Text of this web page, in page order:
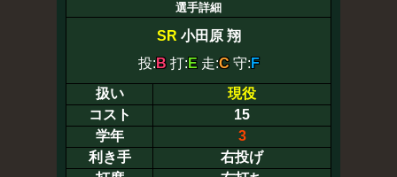
選手詳細
SR 小田原 翔
投: B打: E走:C守: F
扱い
現役
コスト
15
学年
3
利き手
右投げ